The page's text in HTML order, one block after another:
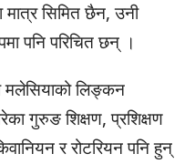
सिमित छैन, उनी
पनि परिचित छन् ।
मलेसियाको लिङ्कन
गरेका गुरुङ शिक्षण, प्रशिक्षण
र रोटरियन पनि हुन्